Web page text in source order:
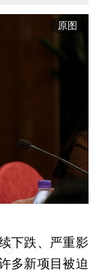
原图
下跌、严重影
多新项目被迫